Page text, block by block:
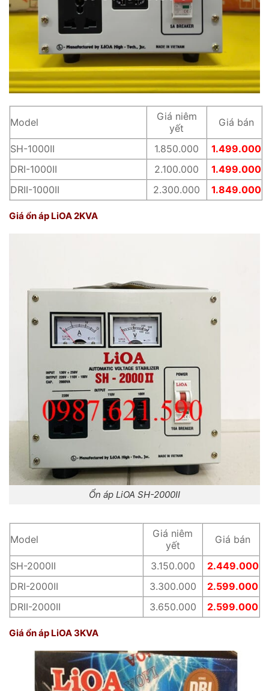
Model
Giá niêm
yết
Giá bán
SH-1000II 1.850.000
1.499.000
DRI-1000II
2.100.000
1.499.000
DRII-1000II
2.300.000 1.849.000
Giá ổn áp LiOA 2KVA
Ổn áp LiOA SH-2000II
Model
Giá niêm
yết
Giá bán
SH-2000II 3.150.000
2.449.000
DRI-2000II
3.300.000
2.599.000
DRII-2000II
3.650.000 2.599.000
Giá ổn áp LiOA 3KVA